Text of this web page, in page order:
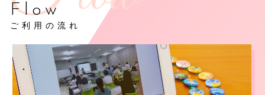
Flow
ご利用の流れ